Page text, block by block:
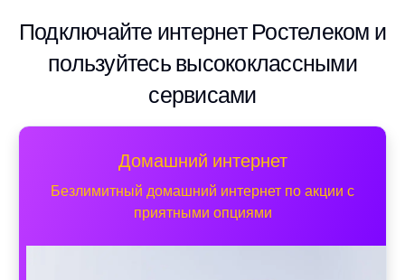
Подключайте интернет Ростелеком и
пользуйтесь высококлассными
сервисами
Домашний интернет
Безлимитный домашний интернет по акции с
приятными опциями